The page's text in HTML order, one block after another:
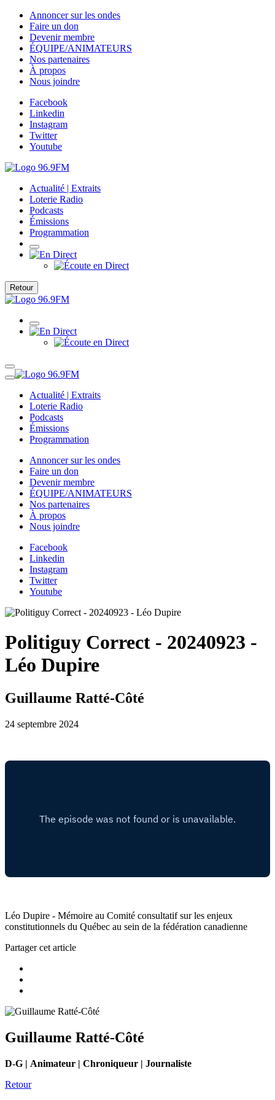
Annoncer sur les ondes
Faire un don
Devenir membre
ÉQUIPE/ANIMATEURS
Nos partenaires
À propos
Nous joindre
Facebook
Linkedin
Instagram
Twitter
Youtube
Actualité | Extraits
Loterie Radio
Podcasts
Émissions
Programmation
Retour
Actualité | Extraits
Loterie Radio
Podcasts
Émissions
Programmation
Annoncer sur les ondes
Faire un don
Devenir membre
ÉQUIPE/ANIMATEURS
Nos partenaires
À propos
Nous joindre
Facebook
Linkedin
Instagram
Twitter
Youtube
Politiguy Correct - 20240923 -
Léo Dupire
Guillaume Ratté-Côté
24 septembre 2024
Léo Dupire - Mémoire au Comité consultatif sur les enjeux
constitutionnels du Québec au sein de la fédération canadienne
Partager cet article
Guillaume Ratté-Côté
D-G | Animateur | Chroniqueur | Journaliste
Retour